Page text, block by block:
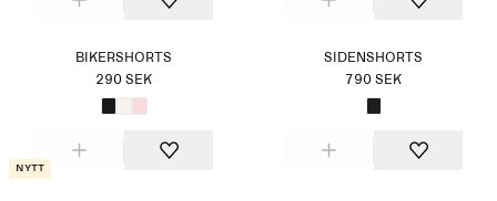
BIKERSHORTS
290 SEK
SIDENSHORTS
790 SEK
Nytt